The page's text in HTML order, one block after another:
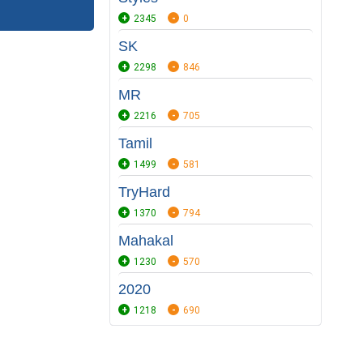
2345 0
SK
2298 846
MR
2216 705
Tamil
1499 581
TryHard
1370 794
Mahakal
1230 570
2020
1218 690